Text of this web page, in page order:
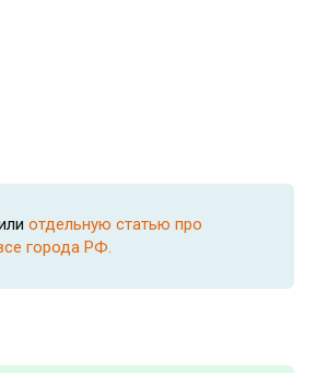
отдельную статью про
города РФ.